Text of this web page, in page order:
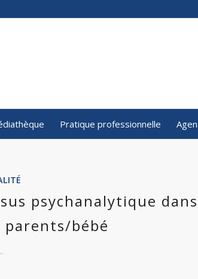
Pratique professionnelle
psychanalytique
parents/bébé